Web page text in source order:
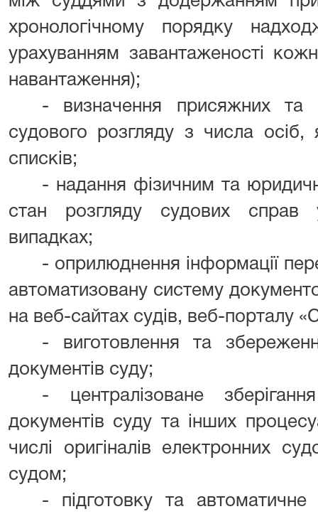
хронологічному порядку
урахуванням завантаженості
навантаження);
- визначення присяжних та
судового розгляду з числа осіб,
списків;
- надання фізичним та
стан розгляду судових справ
випадках;
- оприлюднення інформації
автоматизовану систему
на веб-сайтах судів, веб-порталу
- виготовлення та
документів суду;
- централізоване
документів суду та інших
числі оригіналів електронних
судом;
- підготовку та